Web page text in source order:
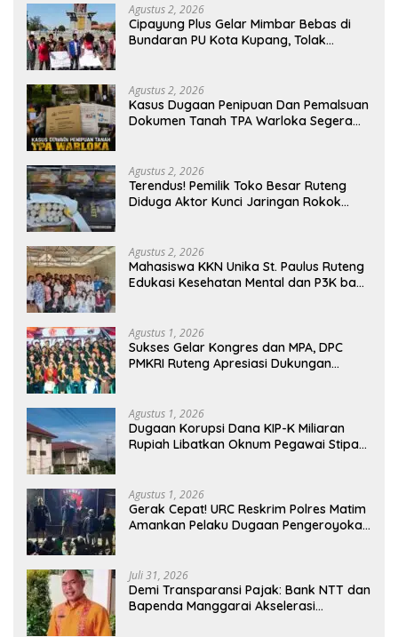
Agustus 2, 2026
Cipayung Plus Gelar Mimbar Bebas di
Bundaran PU Kota Kupang, Tolak
Agustus 2, 2026
Kasus Dugaan Penipuan Dan Pemalsuan
Dokumen Tanah TPA Warloka Segera
Memasuki Fase Krusial
Agustus 2, 2026
Terendus! Pemilik Toko Besar Ruteng
Diduga Aktor Kunci Jaringan Rokok
Agustus 2, 2026
Mahasiswa KKN Unika St. Paulus Ruteng
Edukasi Kesehatan Mental dan P3K bagi
Agustus 1, 2026
Sukses Gelar Kongres dan MPA, DPC
PMKRI Ruteng Apresiasi Dukungan
Agustus 1, 2026
Dugaan Korupsi Dana KIP-K Miliaran
Rupiah Libatkan Oknum Pegawai Stipas
Agustus 1, 2026
Gerak Cepat! URC Reskrim Polres Matim
Amankan Pelaku Dugaan Pengeroyokan
Juli 31, 2026
​Demi Transparansi Pajak: Bank NTT dan
Bapenda Manggarai Akselerasi